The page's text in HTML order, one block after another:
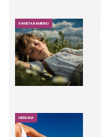
PIANETA BAMBINO
MEDICINA